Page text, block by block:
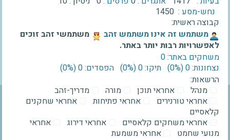
נחש-מסע : 1450
קבוצה ראשית:
‫משתמש זה אינו משתמש זהב‬
משתמשי זהב זוכים
לאפשרויות רבות יותר באתר.
משחקים באתר: 0
נצחונות: 0 ‫(0%)‬
תיקו: 0 ‫(0%)‬
הפסדים: 0 ‫(0%)‬
הרשאות:
מנהל
אחראי תוכן מורה
מדריך-זהב
אחראי טורנירים
אחראי פתיחות
אחראי שחקנים
קלאסיים
אחראי משחקים קלאסיים
אחראי דירוג
אחראי
מנועי שחמט
אחראי משמעת